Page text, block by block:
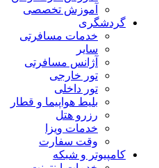
آموزش تخصصی
گردشگری
خدمات مسافرتی
سایر
آژانس مسافرتی
تور خارجی
تور داخلی
بلیط هواپیما و قطار
رزرو هتل
خدمات ویزا
وقت سفارت
کامپیوتر و شبکه